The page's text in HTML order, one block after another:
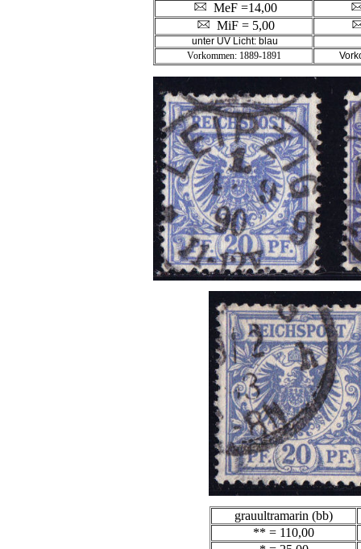
MeF =14,00
MiF = 5,00
unter UV Licht: blau
Vorkommen: 1889-1891
grauultramarin (bb)
** = 110,00